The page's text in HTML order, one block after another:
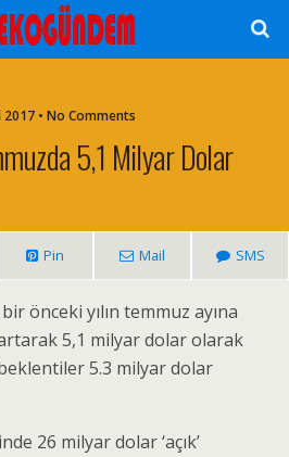
2017 • No Comments
5,1 Milyar Dolar
Pin Mail SMS
önceki yılın temmuz ayına
5,1 milyar dolar olarak
5.3 milyar dolar
26 milyar dolar ‘açık’